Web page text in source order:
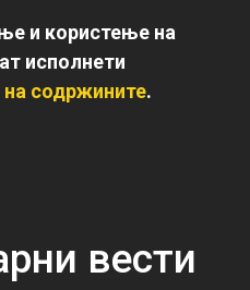
и користење на
исполнети
содржините.
вести